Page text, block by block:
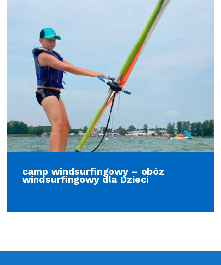
camp windsurfingowy – obóz
windsurfingowy dla Dzieci